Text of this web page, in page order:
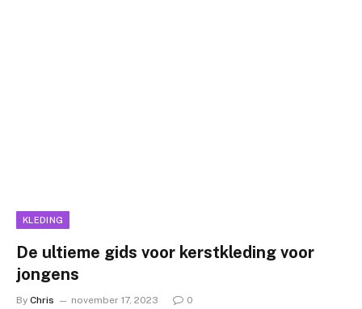
KLEDING
De ultieme gids voor kerstkleding voor
jongens
By Chris november 17, 2023 0